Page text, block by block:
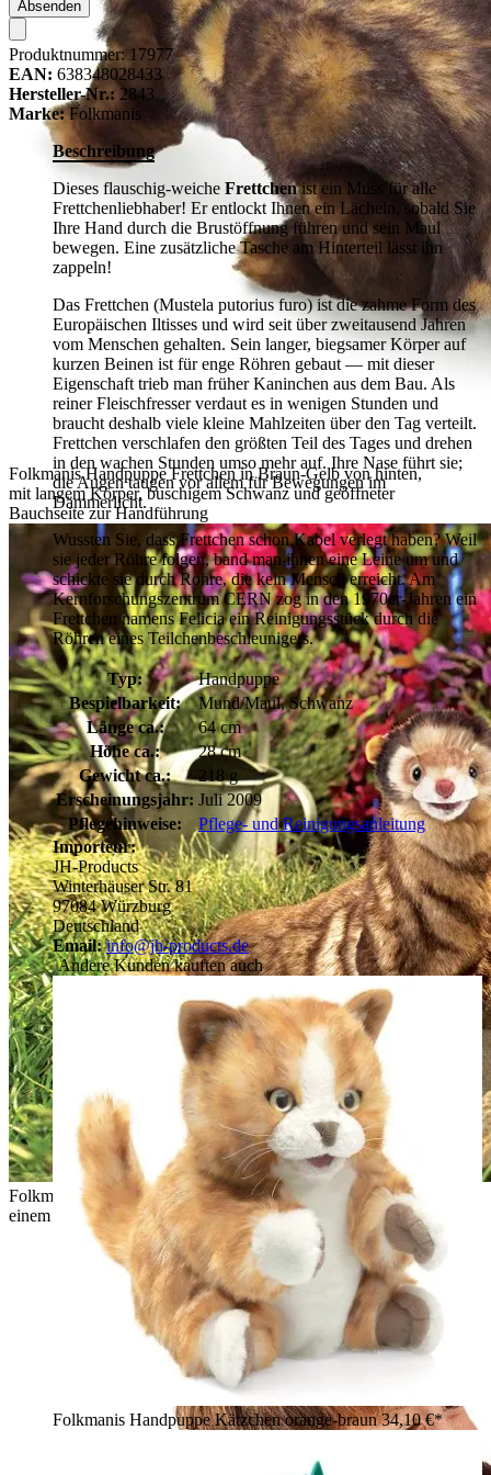
Folkmanis Handpuppe Frettchen in Braun-Gelb von hinten,
mit langem Körper, buschigem Schwanz und geöffneter
Bauchseite zur Handführung
Folkmanis Handpuppe Frettchen mit braun-beigem Fell auf
einem Stein, im Hintergrund Blumen und Gießkanne
Absenden
Produktnummer:17977
EAN: 638348028433
Hersteller-Nr.: 2843
Marke: Folkmanis
Beschreibung
Dieses flauschig-weiche Frettchenist ein Muss für alle
Frettchenliebhaber! Er entlockt Ihnen ein Lächeln, sobald Sie
Ihre Hand durch die Brustöffnung führen und sein Maul
bewegen. Eine zusätzliche Tasche am Hinterteil lässt ihn
zappeln!
Das Frettchen (Mustela putorius furo) ist die zahme Form des
Europäischen Iltisses und wird seit über zweitausend Jahren
vom Menschen gehalten. Sein langer, biegsamer Körper auf
kurzen Beinen ist für enge Röhren gebaut — mit dieser
Eigenschaft trieb man früher Kaninchen aus dem Bau. Als
reiner Fleischfresser verdaut es in wenigen Stunden und
braucht deshalb viele kleine Mahlzeiten über den Tag verteilt.
Frettchen verschlafen den größten Teil des Tages und drehen
in den wachen Stunden umso mehr auf. Ihre Nase führt sie;
die Augen taugen vor allem für Bewegungen im
Dämmerlicht.
Wussten Sie, dass Frettchen schon Kabel verlegt haben? Weil
sie jeder Röhre folgen, band man ihnen eine Leine um und
schickte sie durch Rohre, die kein Mensch erreicht. Am
Kernforschungszentrum CERN zog in den 1970er-Jahren ein
Frettchen namens Felicia ein Reinigungsstück durch die
Röhren eines Teilchenbeschleunigers.
Typ:
Handpuppe
Bespielbarkeit:
Mund/Maul, Schwanz
Länge ca.:
64 cm
Höhe ca.:
28 cm
Gewicht ca.:
218 g
Erscheinungsjahr: Juli 2009
Pflegehinweise:
Pflege- und Reinigungsanleitung
Importeur:
JH-Products
Winterhäuser Str. 81
97084 Würzburg
Deutschland
Email: info@jh-products.de
Andere Kunden kauften auch
Folkmanis Handpuppe Kätzchen orange-braun34,10 €*